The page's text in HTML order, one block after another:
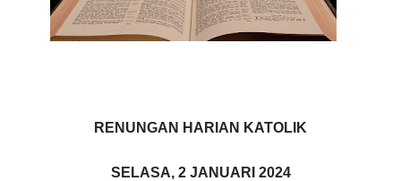
RENUNGAN HARIAN KATOLIK
SELASA, 2 JANUARI 2024